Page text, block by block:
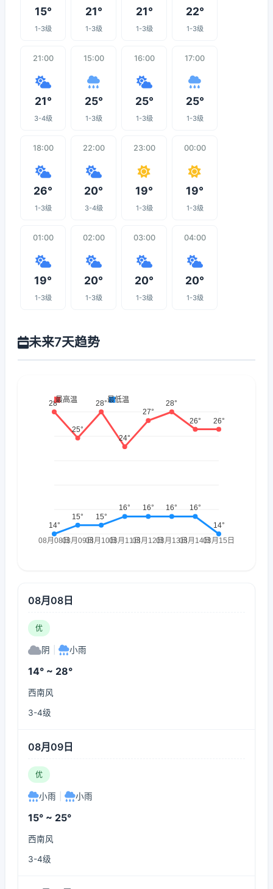
15°
1-3级
21°
1-3级
21°
1-3级
22°
1-3级
21:00
21°
3-4级
15:00
25°
1-3级
16:00
25°
1-3级
17:00
25°
1-3级
18:00
26°
1-3级
22:00
20°
3-4级
23:00
19°
1-3级
00:00
19°
1-3级
01:00
19°
1-3级
02:00
20°
1-3级
03:00
20°
1-3级
04:00
20°
1-3级
未来7天趋势
08月08日
优
阴 小雨
14° ~ 28°
西南风
3-4级
08月09日
优
小雨 小雨
15° ~ 25°
西南风
3-4级